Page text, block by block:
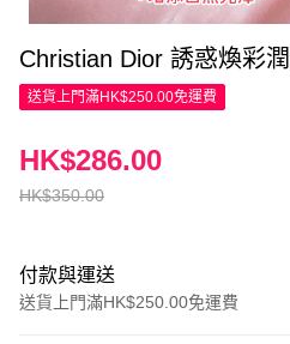
送貨上門滿HK$250.00免運費
HK$350.00
HK$286.00
付款與運送
送貨上門滿HK$250.00免運費